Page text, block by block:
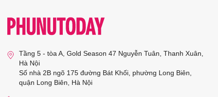
Tầng 5 - tòa A, Gold Season 47 Nguyễn Tuân, Thanh Xuân,
Hà Nội
Số nhà 2B ngõ 175 đường Bát Khối, phường Long Biên,
quận Long Biên, Hà Nội